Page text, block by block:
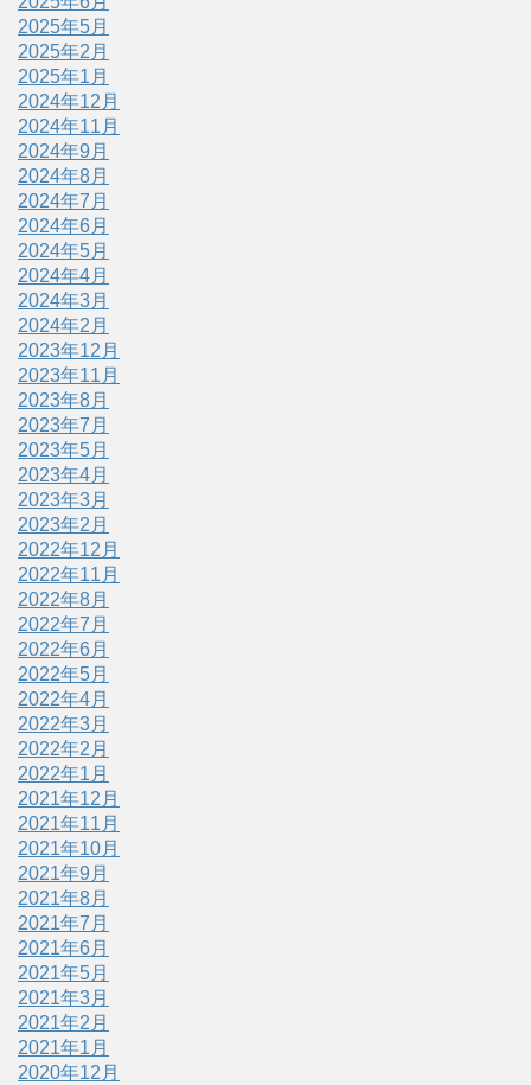
2025年5月
2025年2月
2025年1月
2024年12月
2024年11月
2024年9月
2024年8月
2024年7月
2024年6月
2024年5月
2024年4月
2024年3月
2024年2月
2023年12月
2023年11月
2023年8月
2023年7月
2023年5月
2023年4月
2023年3月
2023年2月
2022年12月
2022年11月
2022年8月
2022年7月
2022年6月
2022年5月
2022年4月
2022年3月
2022年2月
2022年1月
2021年12月
2021年11月
2021年10月
2021年9月
2021年8月
2021年7月
2021年6月
2021年5月
2021年3月
2021年2月
2021年1月
2020年12月